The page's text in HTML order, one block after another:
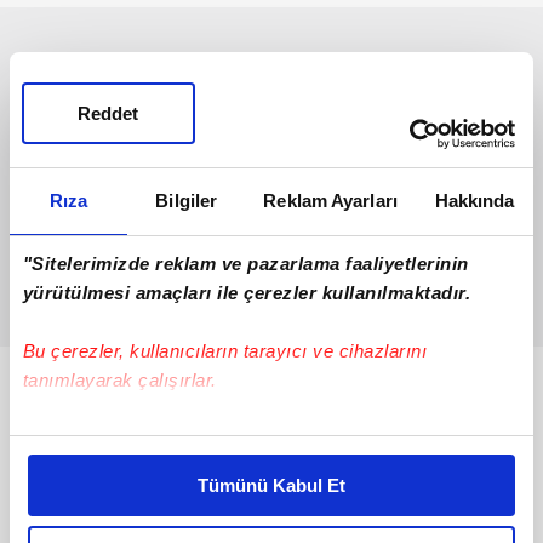
Rıza Bilgiler Reklam Ayarları Hakkında
"Sitelerimizde reklam ve pazarlama faaliyetlerinin
yürütülmesi amaçları ile çerezler kullanılmaktadır.
Bu çerezler, kullanıcıların tarayıcı ve cihazlarını
tanımlayarak çalışırlar.
Bu çerezlere izin vermeniz halinde sizlere özel
daha iyi reklam deneyimi yaşatabiliriz. Bunu yaparken
amacımızın size daha iyi bir reklam deneyimi sunmak
Tümünü Kabul Et
Reddet
Bunlar da Var